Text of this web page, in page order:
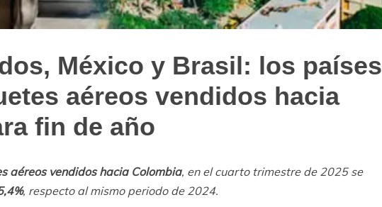
México y Brasil: los países
aéreos vendidos hacia
fin de año
aéreos vendidos hacia Colombia, en el cuarto trimestre de 2025 se
, respecto al mismo periodo de 2024.